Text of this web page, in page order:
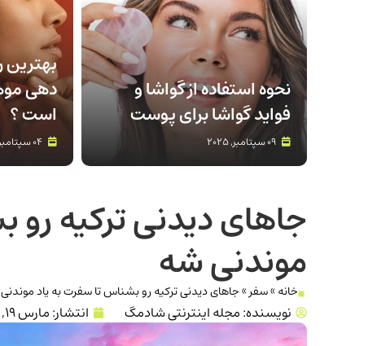
نحوه استفاده از گواشا و
فواید گواشا برای پوست
دهی
است ؟
04 سپتامبر, 2025
جاهای دیدنی ترکیه
موندنی شه
خانه»سفر»جاهای دیدنی ترکیه رو بشناس تا سفرت به یاد
نویسنده:مجله اینترنتی شادمگ انتشار:مارس 19, 2023